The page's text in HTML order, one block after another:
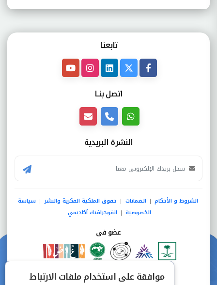
تابعنـا
اتصل بنــا
النشرة البريدية
الشروط و الأحكام | الضمانات | حقوق الملكية الفكرية والنشر | سياسة
الخصوصية | انفوجرافيك أكاديمي
عضو فى
دفع آمن من خلال
موافقة على استخدام ملفات الارتباط